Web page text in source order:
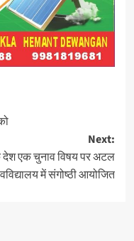
Next:
एक चुनाव विषय पर अटल
में संगोष्ठी आयोजित